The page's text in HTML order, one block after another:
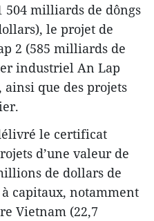
504 milliards de dôngs
le projet de
2 (585 milliards de
industriel An Lap
que des projets
le certificat
d’une valeur de
de dollars de
capitaux, notamment
Vietnam (22,7